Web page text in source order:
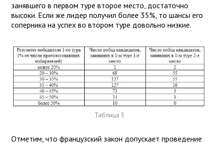
занявшего в первом туре второе место, достаточно
высоки. Если же лидер получил более 35%, то шансы его
соперника на успех во втором туре довольно низкие.
Таблица 3
Отметим, что французский закон допускает проведение